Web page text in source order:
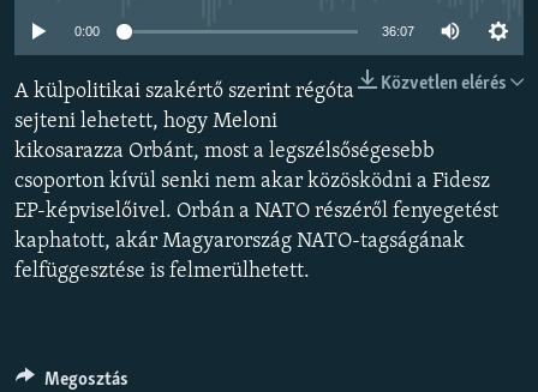
KÖVESSEN MINKET!
Valamennyi RFE/RL weboldal
0:00 36:07
Közvetlen elérés
A külpolitikai szakértő szerint régóta
sejteni lehetett, hogy Meloni
kikosarazza Orbánt, most a legszélsőségesebb
csoporton kívül senki nem akar közösködni a Fidesz
EP-képviselőivel. Orbán a NATO részéről fenyegetést
kaphatott, akár Magyarország NATO-tagságának
felfüggesztése is felmerülhetett.
Megosztás